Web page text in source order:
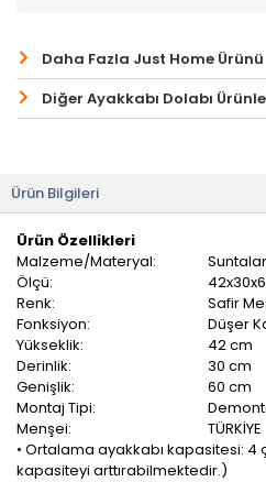
Daha Fazla Just Home Ürünü
Diğer Ayakkabı Dolabı
Ürün Bilgileri
Ürün Özellikleri
Malzeme/Materyal:
Ölçü:
Renk:
Safir
Fonksiyon:
Düşer
Yükseklik:
42 cm
Derinlik:
30 cm
Genişlik:
60 cm
Montaj Tipi:
Menşei:
TÜRKİYE
• Ortalama ayakkabı kapasitesi: 4
kapasiteyi arttırabilmektedir.)